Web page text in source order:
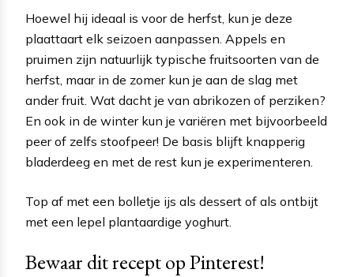
Hoewel hij ideaal is voor de herfst, kun je deze
plaattaart elk seizoen aanpassen. Appels en
pruimen zijn natuurlijk typische fruitsoorten van de
herfst, maar in de zomer kun je aan de slag met
ander fruit. Wat dacht je van abrikozen of perziken?
En ook in de winter kun je variëren met bijvoorbeeld
peer of zelfs stoofpeer! De basis blijft knapperig
bladerdeeg en met de rest kun je experimenteren.
Top af met een bolletje ijs als dessert of als ontbijt
met een lepel plantaardige yoghurt.
Bewaar dit recept op Pinterest!